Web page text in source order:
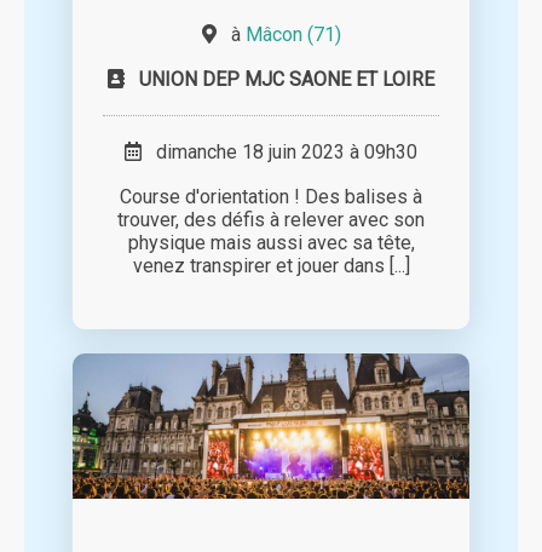
à Mâcon (71)
UNION DEP MJC SAONE ET LOIRE
dimanche 18 juin 2023 à 09h30
Course d'orientation ! Des balises à
trouver, des défis à relever avec son
physique mais aussi avec sa tête,
venez transpirer et jouer dans [...]